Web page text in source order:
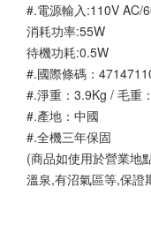
#.電源輸入:110V AC/
消耗功率:55W
待機功耗:0.5W
#.國際條碼：
#.淨重：3.9Kg / 毛重
#.產地：中國
#.全機三年保固
(商品如使用於營業地
溫泉,有沼氣區等,保證